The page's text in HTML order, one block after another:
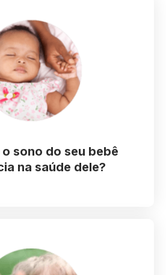
sono do seu bebê
na saúde dele?
como a má qualidade do sono do
em sua maturação cognitiva,
e desenvolvimento.
que o bebê durma bem e eu te